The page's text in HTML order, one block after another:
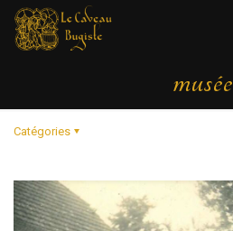
musée
Catégories